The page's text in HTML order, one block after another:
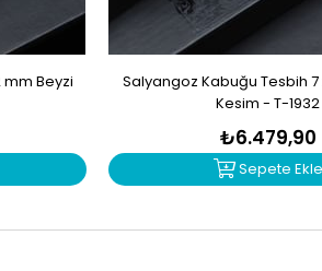
mm Beyzi
Salyangoz Kabuğu Tesbih 7
Kesim - T-1932
₺6.479,90
Sepete Ekle